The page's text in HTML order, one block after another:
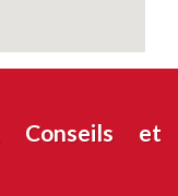
Conseils et